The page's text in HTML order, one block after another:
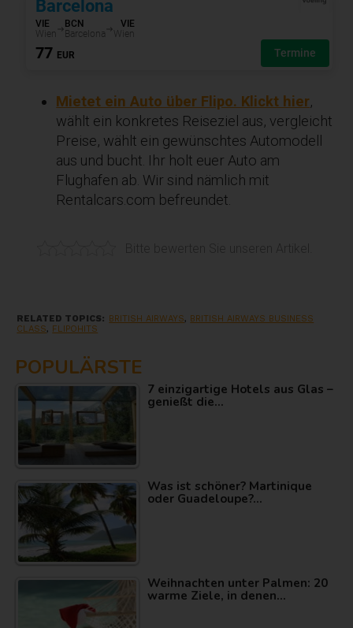
Mietet ein Auto über Flipo. Klickt hier,
wählt ein konkretes Reiseziel aus, vergleicht
Preise, wählt ein gewünschtes Automodell
aus und bucht. Ihr holt euer Auto am
Flughafen ab. Wir sind nämlich mit
Rentalcars.com befreundet.
RELATED TOPICS: BRITISH AIRWAYS, BRITISH AIRWAYS BUSINESS
CLASS, FLIPOHITS
POPULÄRSTE
7 einzigartige Hotels aus Glas –
genießt die…
Was ist schöner? Martinique
oder Guadeloupe?…
Weihnachten unter Palmen: 20
warme Ziele, in denen…